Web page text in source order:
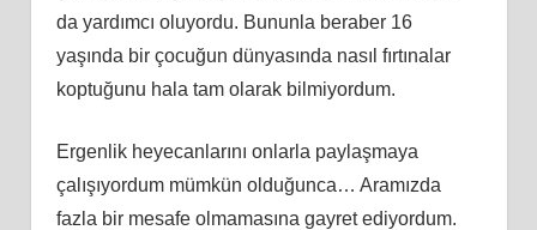
da yardımcı oluyordu. Bununla beraber 16
yaşında bir çocuğun dünyasında nasıl fırtınalar
koptuğunu hala tam olarak bilmiyordum.
Ergenlik heyecanlarını onlarla paylaşmaya
çalışıyordum mümkün olduğunca… Aramızda
fazla bir mesafe olmamasına gayret ediyordum.